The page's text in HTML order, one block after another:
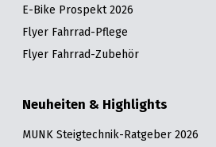
E-Bike Prospekt 2026
Flyer Fahrrad-Pflege
Flyer Fahrrad-Zubehör
Neuheiten & Highlights
MUNK Steigtechnik-Ratgeber 2026